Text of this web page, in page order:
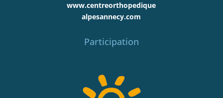
www.centreorthopedique
alpesannecy.com
Participation